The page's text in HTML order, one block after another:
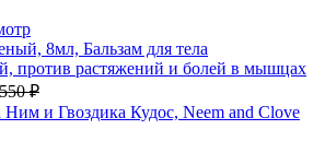
8мл, Бальзам для тела
против растяжений и болей в мышцах
550 ₽